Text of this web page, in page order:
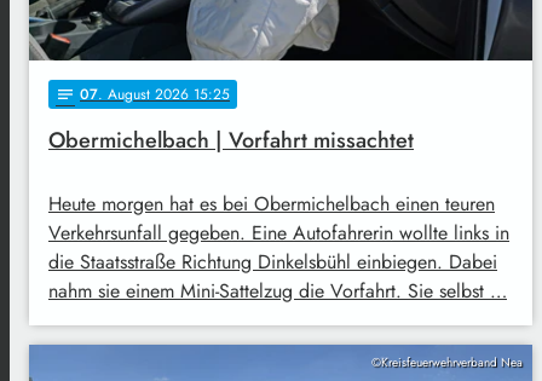
notes 07. August 2026 15:25
Obermichelbach | Vorfahrt missachtet
Heute morgen hat es bei Obermichelbach einen teuren
Verkehrsunfall gegeben. Eine Autofahrerin wollte links in
die Staatsstraße Richtung Dinkelsbühl einbiegen. Dabei
nahm sie einem Mini-Sattelzug die Vorfahrt. Sie selbst …
©Kreisfeuerwehrverband Nea